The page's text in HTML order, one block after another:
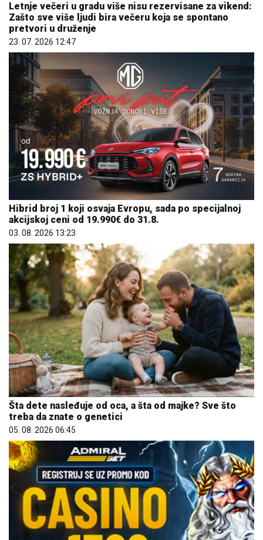
Letnje večeri u gradu više nisu rezervisane za vikend:
Zašto sve više ljudi bira večeru koja se spontano
pretvori u druženje
23. 07. 2026 12:47
Hibrid broj 1 koji osvaja Evropu, sada po specijalnoj
akcijskoj ceni od 19.990€ do 31.8.
03. 08. 2026 13:23
Šta dete nasleđuje od oca, a šta od majke? Sve što
treba da znate o genetici
05. 08. 2026 06:45